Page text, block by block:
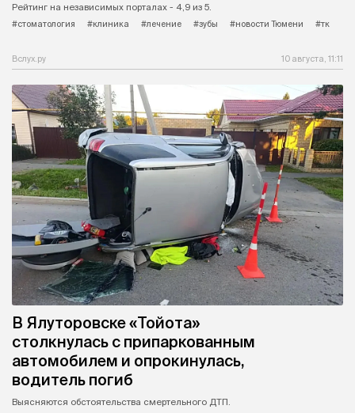
Рейтинг на независимых порталах - 4,9 из 5.
#стоматология
#клиника #лечение #зубы #новости Тюмени #тк
Вслух.ру 10 августа, 11:11
В Ялуторовске «Тойота»
столкнулась с припаркованным
автомобилем и опрокинулась,
водитель погиб
Выясняются обстоятельства смертельного ДТП.